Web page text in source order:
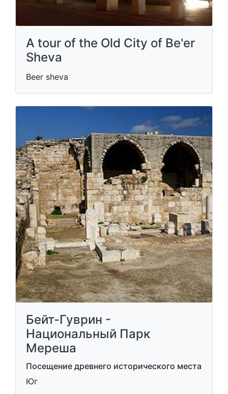
A tour of the Old City of Be'er
Sheva
Beer sheva
Бейт-Гуврин -
Национальный Парк
Мереша
Посещение древнего исторического места
Юг